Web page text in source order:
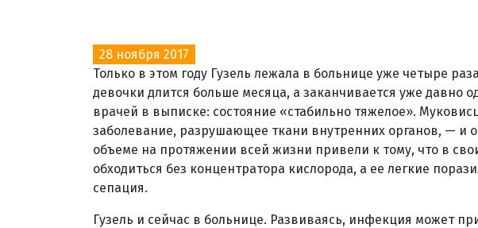
28 ноября 2017
Только в этом году Гузель лежала в больнице уже четыре
девочки длится больше месяца, а заканчивается уже давно
врачей в выписке: состояние «стабильно тяжелое».
заболевание, разрушающее ткани внутренних органов, — и
объеме на протяжении всей жизни привели к тому, что в
обходиться без концентратора кислорода, а ее легкие
сепация.
Гузель и сейчас в больнице. Развиваясь, инфекция может